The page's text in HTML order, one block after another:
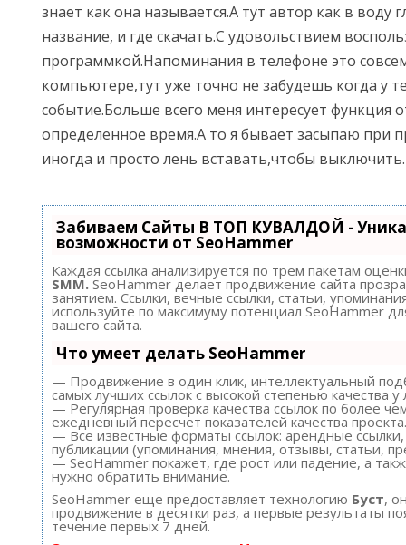
знает как она называется.А тут автор как в воду
название, и где скачать.С удовольствием
программкой.Напоминания в телефоне это
компьютере,тут уже точно не забудешь когда у
событие.Больше всего меня интересует функция
определенное время.А то я бывает засыпаю при
иногда и просто лень вставать,чтобы выключить.
Забиваем Сайты В ТОП КУВАЛДОЙ -
возможности от SeoHammer
Каждая ссылка анализируется по трем пакетам
SMM.SeoHammer делает продвижение сайта
занятием. Ссылки, вечные ссылки, статьи,
используйте по максимуму потенциал SeoHammer
вашего сайта.
Что умеет делать SeoHammer
— Продвижение в один клик, интеллектуальный
самых лучших ссылок с высокой степенью качества
— Регулярная проверка качества ссылок по более
ежедневный пересчет показателей качества проекта.
— Все известные форматы ссылок: арендные
публикации (упоминания, мнения, отзывы, статьи,
— SeoHammer покажет, где рост или падение, а
нужно обратить внимание.
SeoHammer еще предоставляет технологию Буст,
продвижение в десятки раз, а первые результаты
течение первых 7 дней.